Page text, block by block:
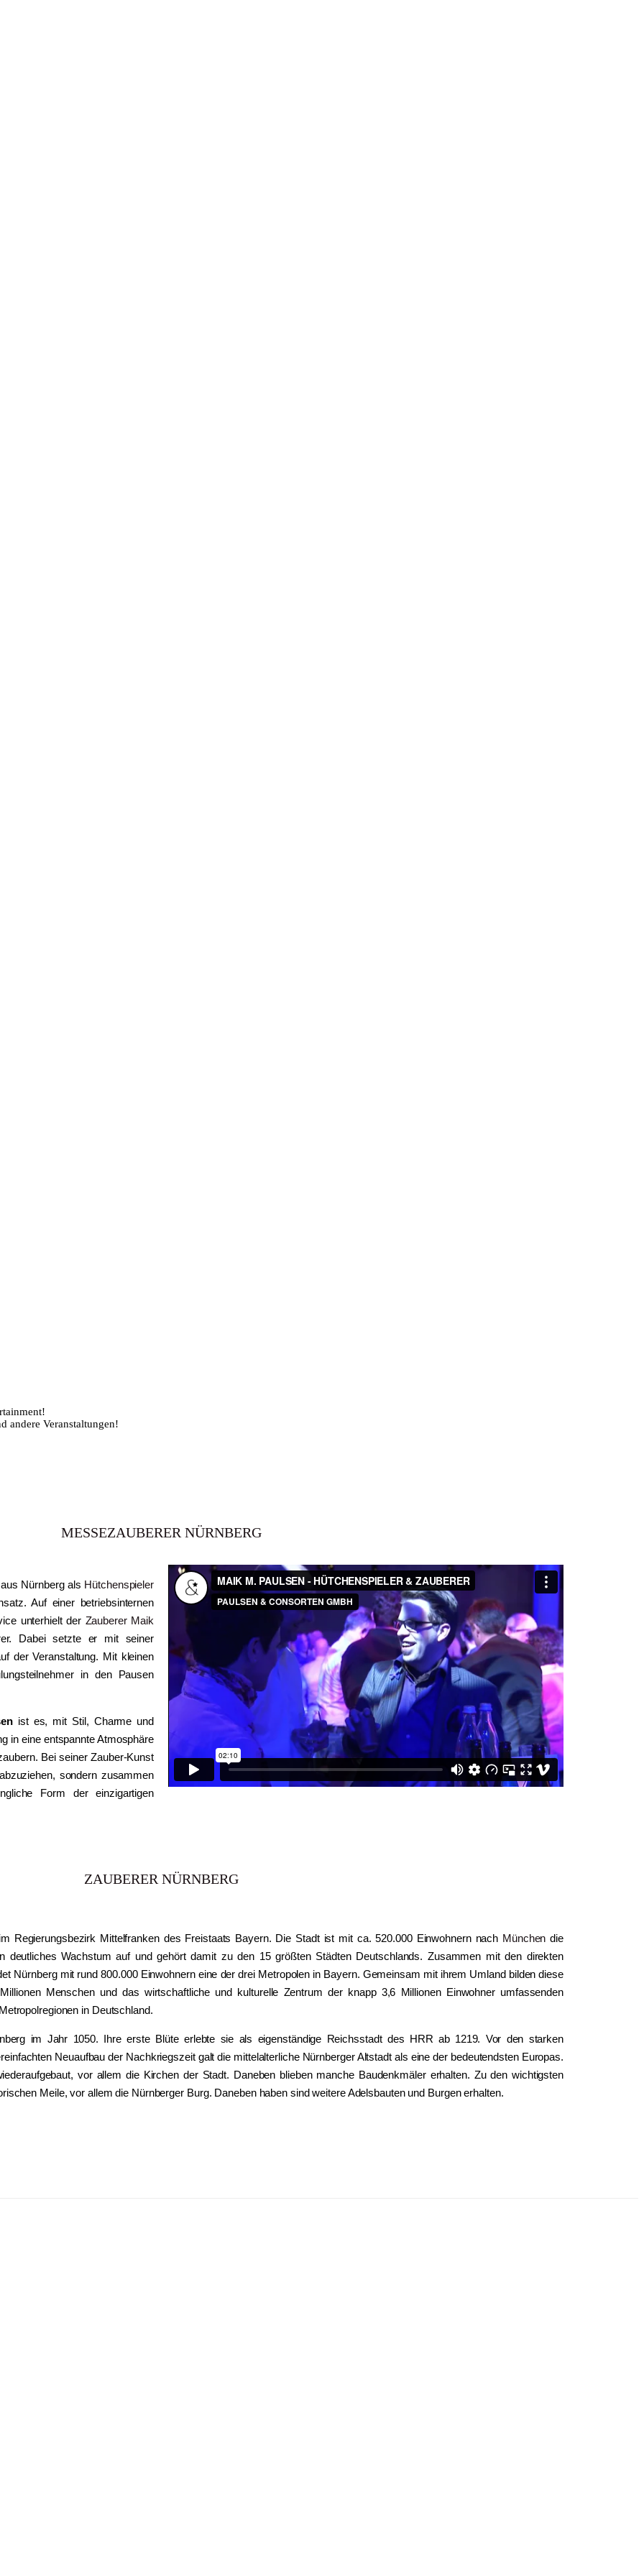
MESSEZAUBERER NÜRNBERG
Nürnberg als Hütchenspieler
Auf einer betriebsinternen
unterhielt der Zauberer Maik
Dabei setzte er mit seiner
der Veranstaltung. Mit kleinen
in den Pausen
ist es, mit Stil, Charme und
in eine entspannte Atmosphäre
Bei seiner Zauber-Kunst
sondern zusammen
Form der einzigartigen
ZAUBERER NÜRNBERG
Regierungsbezirk Mittelfranken des Freistaats Bayern. Die Stadt ist mit ca. 520.000 Einwohnern nach München die
deutliches Wachstum auf und gehört damit zu den 15 größten Städten Deutschlands. Zusammen mit den direkten
Nürnberg mit rund 800.000 Einwohnern eine der drei Metropolen in Bayern. Gemeinsam mit ihrem Umland bilden diese
Menschen und das wirtschaftliche und kulturelle Zentrum der knapp 3,6 Millionen Einwohner umfassenden
in Deutschland.
im Jahr 1050. Ihre erste Blüte erlebte sie als eigenständige Reichsstadt des HRR ab 1219. Vor den starken
Neuaufbau der Nachkriegszeit galt die mittelalterliche Nürnberger Altstadt als eine der bedeutendsten Europas.
vor allem die Kirchen der Stadt. Daneben blieben manche Baudenkmäler erhalten. Zu den wichtigsten
Meile, vor allem die Nürnberger Burg. Daneben haben sind weitere Adelsbauten und Burgen erhalten.